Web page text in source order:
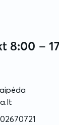
8:00 –